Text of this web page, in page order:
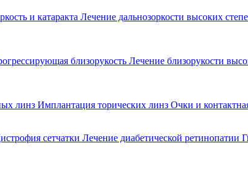
и катаракта Лечение дальнозоркости высоких
близорукость Лечение близорукости
линз Имплантация торических линз Очки и
сетчатки Лечение диабетической ретинопатии